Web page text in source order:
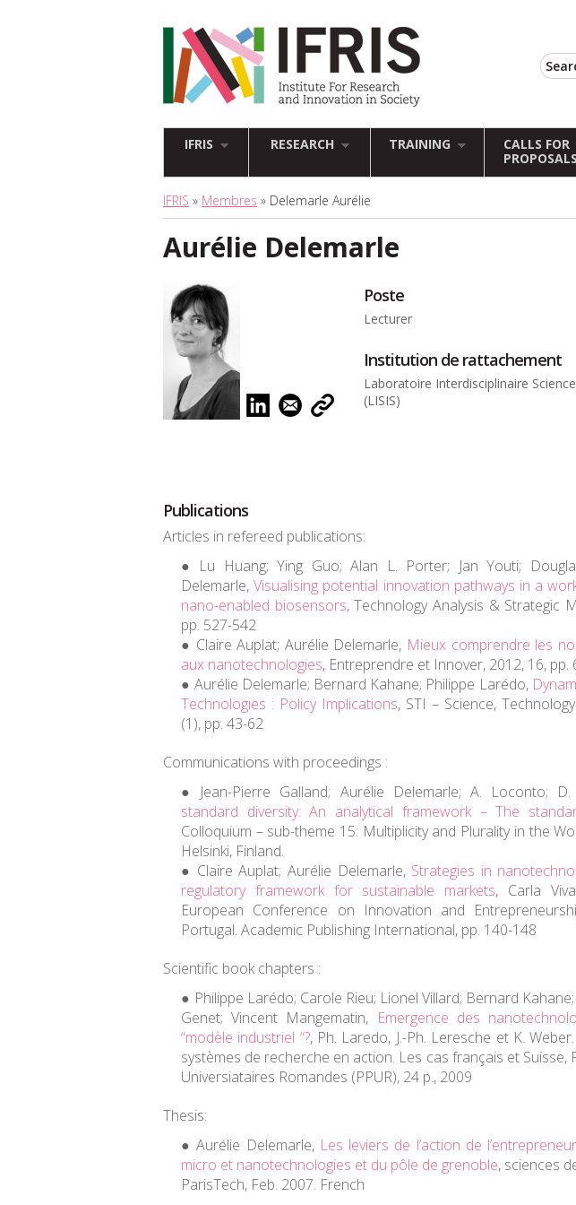
IFRIS RESEARCH TRAINING
CALLS FOR
PROPOSALS
IFRIS » Membres » Delemarle Aurélie
Aurélie Delemarle
Poste
Lecturer
Institution de rattachement
Laboratoire Interdisciplinaire
(LISIS)
Publications
Articles in refereed publications:
Lu Huang; Ying Guo; Alan L. Porter; Jan Youti;
Delemarle,Visualising potential innovation pathways in a
nano-enabled biosensors,Technology Analysis & Strategic
pp. 527-542
Claire Auplat; Aurélie Delemarle, Mieux comprendre les
aux nanotechnologies, Entreprendre et Innover, 2012, 16, pp.
Aurélie Delemarle; Bernard Kahane; Philippe Larédo,
Technologies : Policy Implications, STI – Science,
(1), pp. 43-62
Communications with proceedings :
Jean-Pierre Galland; Aurélie Delemarle; A. Loconto;
standard diversity: An analytical framework – The
Colloquium – sub-theme 15: Multiplicity and Plurality in the
Helsinki, Finland.
Claire Auplat; Aurélie Delemarle, Strategies in
regulatory framework for sustainable markets, Carla
European Conference on Innovation and
Portugal. Academic Publishing International, pp. 140-148
Scientific book chapters :
Philippe Larédo; Carole Rieu; Lionel Villard; Bernard
Genet; Vincent Mangematin, Emergence des
“modèle industriel “?, Ph. Laredo, J.-Ph. Leresche et K. Weber.
systèmes de recherche en action. Les cas français et Suisse,
Universiataires Romandes (PPUR), 24 p., 2009
Thesis:
Aurélie Delemarle, Les leviers de l’action de
micro et nanotechnologies et du pôle de grenoble, sciences
ParisTech, Feb. 2007. French